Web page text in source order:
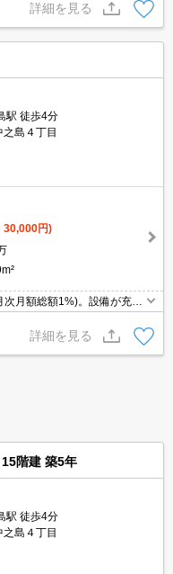
詳細を見る
駅 徒歩4分
島４丁目
30,000円)
月額総額1%)。設備が充実
ョン。ウォークインクロー
ら。詳細を見る
階建 築5年
駅 徒歩4分
島４丁目